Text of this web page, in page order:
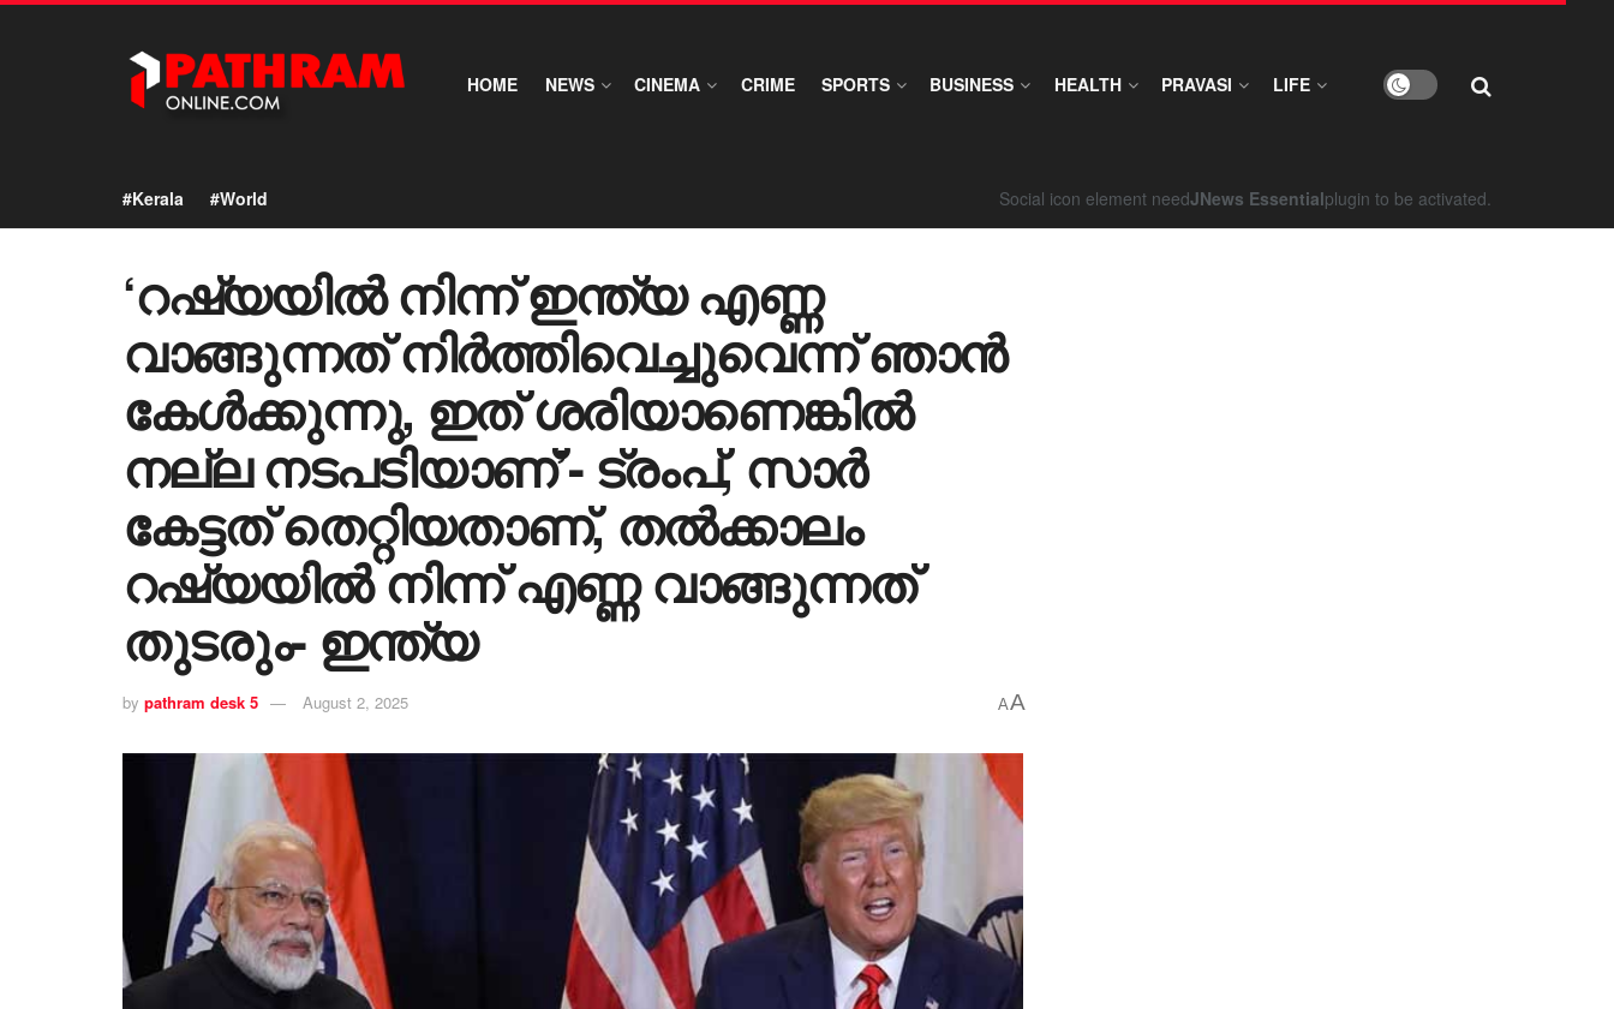
HOME NEWS CINEMA CRIME SPORTS BUSINESS HEALTH PRAVASI LIFE
#Kerala #World Social icon element needJNews Essentialplugin to be activated.
‘റഷ്യയിൽ നിന്ന് ഇന്ത്യ എണ്ണ
വാങ്ങുന്നത് നിർത്തിവെച്ചുവെന്ന് ഞാൻ
കേൾക്കുന്നു, ഇത് ശരിയാണെങ്കിൽ
നല്ല നടപടിയാണ്’- ട്രംപ്, സാർ
കേട്ടത് തെറ്റിയതാണ്, തൽക്കാലം
റഷ്യയിൽ നിന്ന് എണ്ണ വാങ്ങുന്നത്
തുടരും- ഇന്ത്യ
by pathram desk 5 August 2, 2025 AA